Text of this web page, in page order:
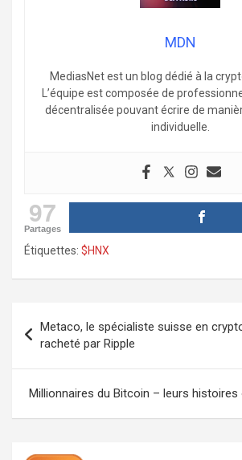
MDN
MediasNet est un blog dédié à la
L’équipe est composée de
décentralisée pouvant écrire de
individuelle.
97
Partages
Étiquettes: $HNX
de
l’article
Metaco, le spécialiste suisse en
racheté par Ripple
Millionnaires du Bitcoin – leurs histoires